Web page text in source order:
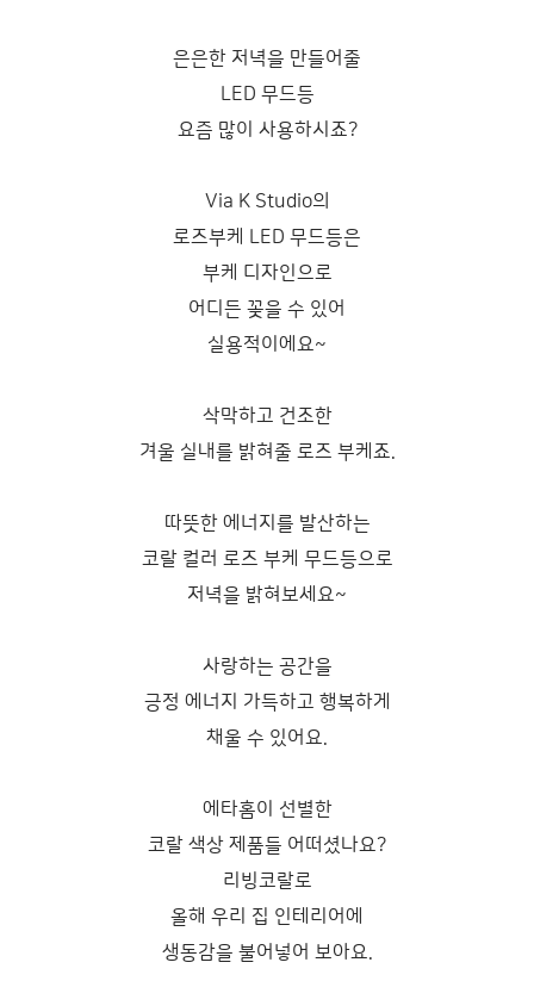
은은한 저녁을 만들어줄
LED 무드등
요즘 많이 사용하시죠?
Via K Studio의
로즈부케 LED 무드등은
부케 디자인으로
어디든 꽂을 수 있어
실용적이에요~
삭막하고 건조한
겨울 실내를 밝혀줄 로즈 부케죠.
따뜻한 에너지를 발산하는
코랄 컬러 로즈 부케 무드등으로
저녁을 밝혀보세요~
사랑하는 공간을
긍정 에너지 가득하고 행복하게
채울 수 있어요.
에타홈이 선별한
코랄 색상 제품들 어떠셨나요?
리빙코랄로
올해 우리 집 인테리어에
생동감을 불어넣어 보아요.